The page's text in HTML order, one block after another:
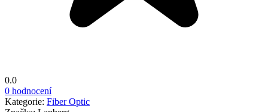
0.0
0 hodnocení
Kategorie: Fiber Optic